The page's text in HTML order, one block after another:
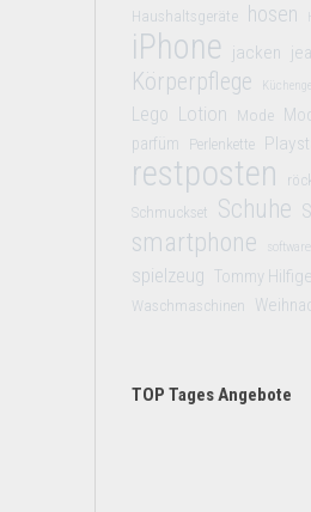
Haushaltsgeräte hosen
iPhone jacken
Körperpflege
Lego Lotion Mode
parfüm
Perlenkette
restposten
Schmuckset Schuhe
smartphone software
spielzeug Tommy
Waschmaschinen
TOP Tages Angebote